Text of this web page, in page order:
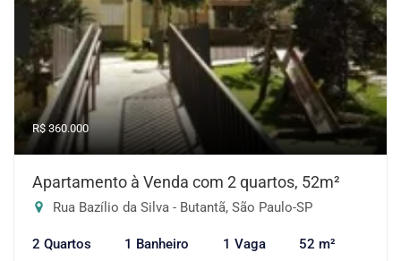
R$ 360.000
Apartamento à Venda com 2 quartos, 52m²
Rua Bazílio da Silva - Butantã, São Paulo-SP
2 Quartos 1 Banheiro 1 Vaga 52 m²